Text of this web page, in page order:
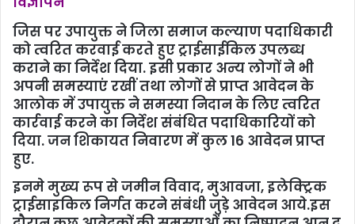
जिस पर उपायुक्त ने जिला समाज कल्याण पदाधिकारी
को त्वरित करवाई करते हुए ट्राईसाईकिल उपलब्ध
कराने का निर्देश दिया. इसी प्रकार अन्य लोगों ने भी
अपनी समस्याएं रखीं तथा लोगों से प्राप्त आवेदन के
आलोक में उपायुक्त ने समस्या निदान के लिए त्वरित
कार्रवाई करने का निर्देश संबंधित पदाधिकारियों को
दिया. जन शिकायत निवारण में कुल 16 आवेदन प्राप्त
हुए.
इनमे मुख्य रूप से जमीन विवाद, मुआवजा, इलेक्ट्रिक
ट्राईसाइकिल निर्गत करने संबंधी जुड़े आवेदन आये.इस